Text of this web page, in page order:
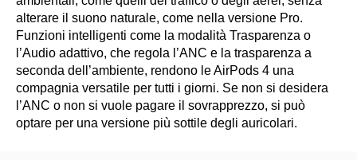
alterare il suono naturale, come nella versione Pro.
Funzioni intelligenti come la modalità Trasparenza o
l’Audio adattivo, che regola l’ANC e la trasparenza a
seconda dell’ambiente, rendono le AirPods 4 una
compagnia versatile per tutti i giorni. Se non si desidera
l’ANC o non si vuole pagare il sovrapprezzo, si può
optare per una versione più sottile degli auricolari.